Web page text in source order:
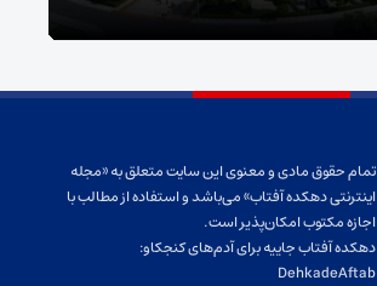
تمام حقوق مادی و معنوی این سایت متعلق به «مجله
اینترنتی دهکده آفتاب» می‌باشد و استفاده از مطالب با
اجازه مکتوب امکان‌پذیر است.
دهکده آفتاب جاییه برای آدم‌های کنجکاو:
DehkadeAftab